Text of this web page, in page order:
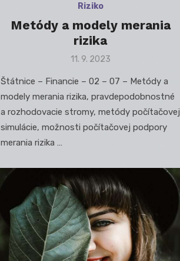
Riziko
Metódy a modely merania
rizika
Posted
11. 9. 2023
Štátnice – Financie – 02 – 07 – Metódy a
modely merania rizika, pravdepodobnostné
a rozhodovacie stromy, metódy počítačovej
simulácie, možnosti počítačovej podpory
merania rizika …